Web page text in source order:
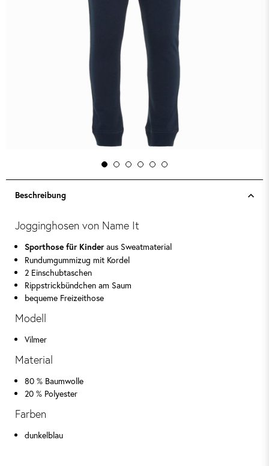
Beschreibung
Jogginghosen von Name It
Sporthose für Kinderaus Sweatmaterial
Rundumgummizug mit Kordel
2 Einschubtaschen
Rippstrickbündchen am Saum
bequeme Freizeithose
Modell
Vilmer
Material
80 % Baumwolle
20 % Polyester
Farben
dunkelblau